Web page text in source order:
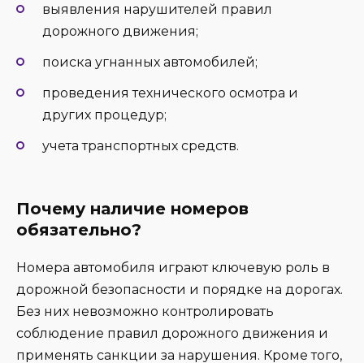
выявления нарушителей правил
дорожного движения;
поиска угнанных автомобилей;
проведения технического осмотра и
других процедур;
учета транспортных средств.
Почему наличие номеров
обязательно?
Номера автомобиля играют ключевую роль в
дорожной безопасности и порядке на дорогах.
Без них невозможно контролировать
соблюдение правил дорожного движения и
применять санкции за нарушения. Кроме того,